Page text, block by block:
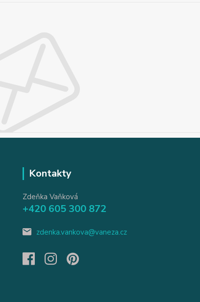
Kontakty
Zdeňka Vaňková
+420 605 300 872
zdenka.vankova@vaneza.cz